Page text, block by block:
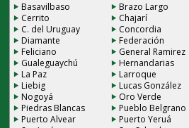
Basavilbaso Brazo Largo
Cerrito
Chajarí
C. del Uruguay
Concordia
Diamante
Federación
Feliciano
General Ramirez
Gualeguaychú
Hernandarias
La Paz
Larroque
Liebig
Lucas González
Nogoyá
Oro Verde
Piedras Blancas
Pueblo Belgrano
Puerto Alvear
Puerto Yeruá